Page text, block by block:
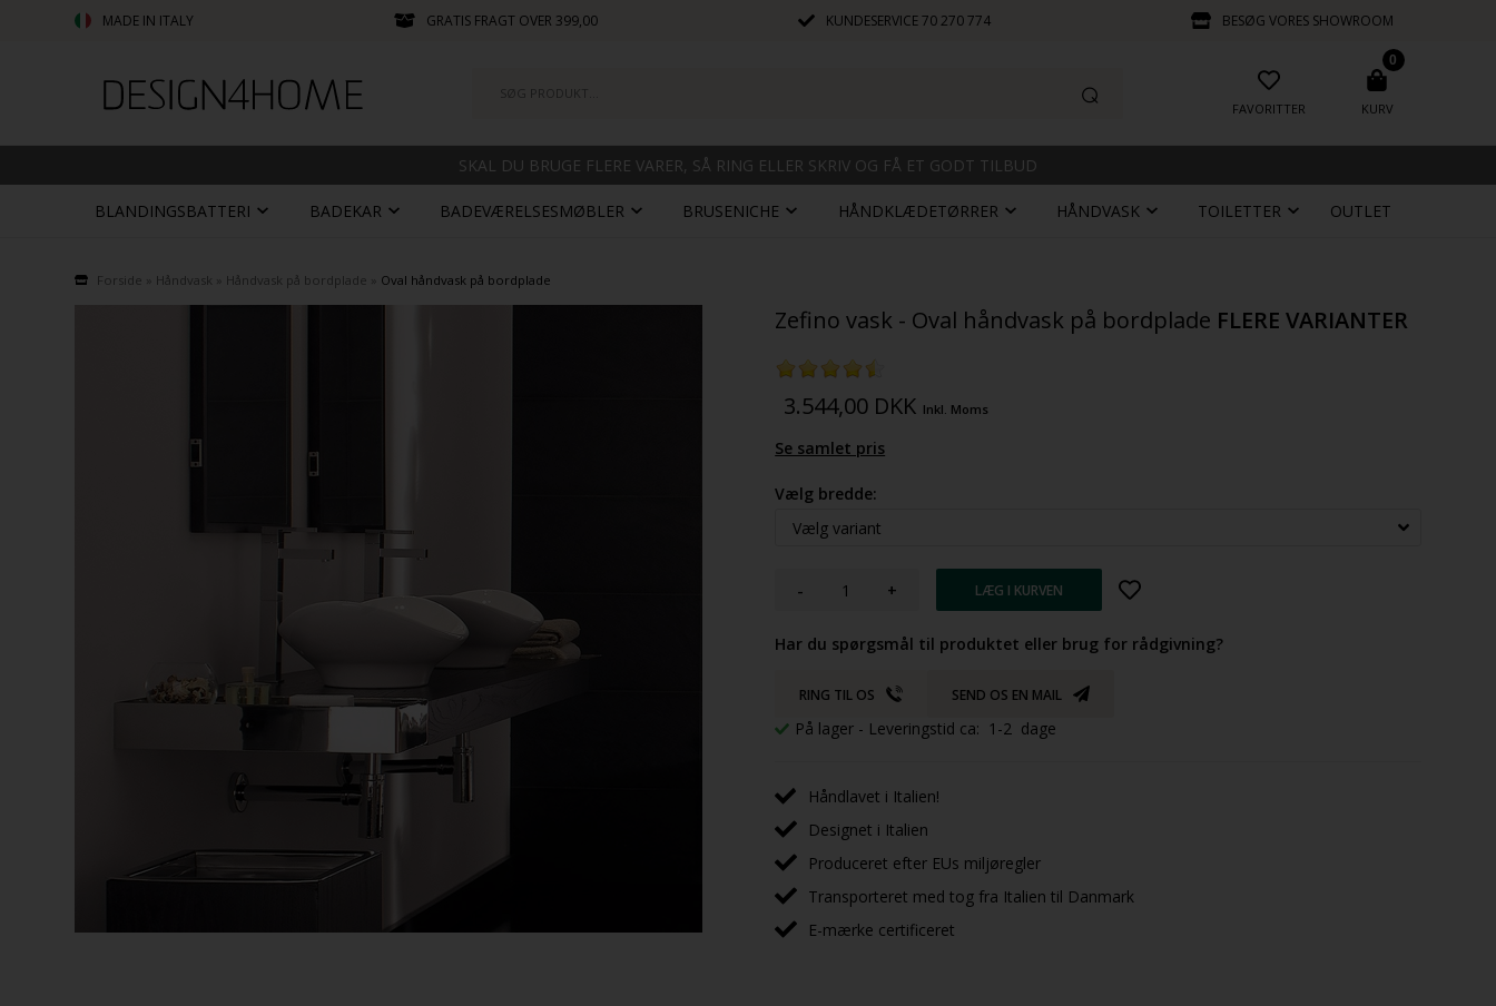
MADE IN ITALY GRATIS FRAGT OVER 399,00 KUNDESERVICE70 270 774 BESØG VORES SHOWROOM
FAVORITTER
0
KURV
SKAL DU BRUGE FLERE VARER, SÅ RING ELLER SKRIV OG FÅ ET GODT TILBUD
BLANDINGSBATTERI BADEKAR BADEVÆRELSESMØBLER BRUSENICHE HÅNDKLÆDETØRRER HÅNDVASK TOILETTER OUTLET
Forside Håndvask Håndvask på bordplade Oval håndvask på bordplade
Zefino vask - Oval håndvask på bordplade FLERE VARIANTER
3.544,00 DKK Inkl. Moms
Se samlet pris
Vælg bredde:
- +
Har du spørgsmål til produktet eller brug for rådgivning?
RING TIL OS SEND OS EN MAIL
På lager - Leveringstid ca: 1-2 dage
Håndlavet i Italien!
Designet i Italien
Produceret efter EUs miljøregler
Transporteret med tog fra Italien til Danmark
E-mærke certificeret